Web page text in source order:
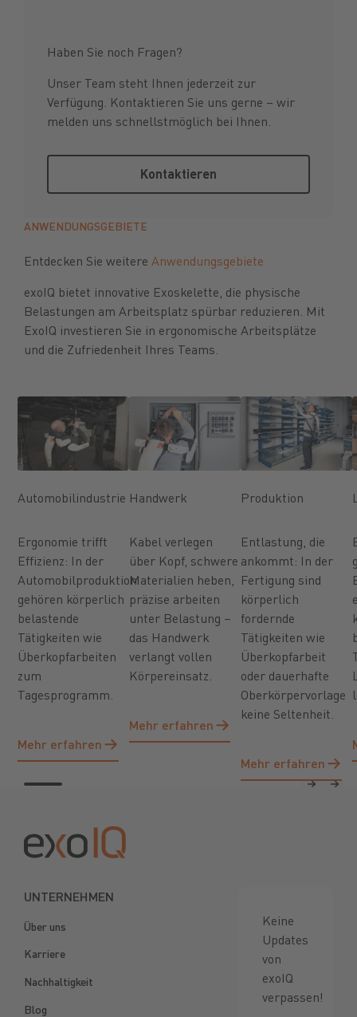
Haben Sie noch Fragen?
Unser Team steht Ihnen jederzeit zur
Verfügung. Kontaktieren Sie uns gerne – wir
melden uns schnellstmöglich bei Ihnen.
Kontaktieren
ANWENDUNGSGEBIETE
Entdecken Sie weitere Anwendungsgebiete
exoIQ bietet innovative Exoskelette, die physische
Belastungen am Arbeitsplatz spürbar reduzieren. Mit
ExoIQ investieren Sie in ergonomische Arbeitsplätze
und die Zufriedenheit Ihres Teams.
Automobilindustrie
Ergonomie trifft
Effizienz: In der
Automobilproduktion
gehören körperlich
belastende
Tätigkeiten wie
Überkopfarbeiten
zum
Tagesprogramm.
Mehr erfahren
Mehr erfahren
Handwerk
Kabel verlegen
über Kopf, schwere
Materialien heben,
präzise arbeiten
unter Belastung –
das Handwerk
verlangt vollen
Körpereinsatz.
Mehr erfahren
Mehr erfahren
Produktion
Entlastung, die
ankommt: In der
Fertigung sind
körperlich
fordernde
Tätigkeiten wie
Überkopfarbeit
oder dauerhafte
Oberkörpervorlage
keine Seltenheit.
Mehr erfahren
Mehr erfahren
UNTERNEHMEN
Über uns
Karriere
Nachhaltigkeit
Blog
Keine
Updates
von
exoIQ
verpassen!